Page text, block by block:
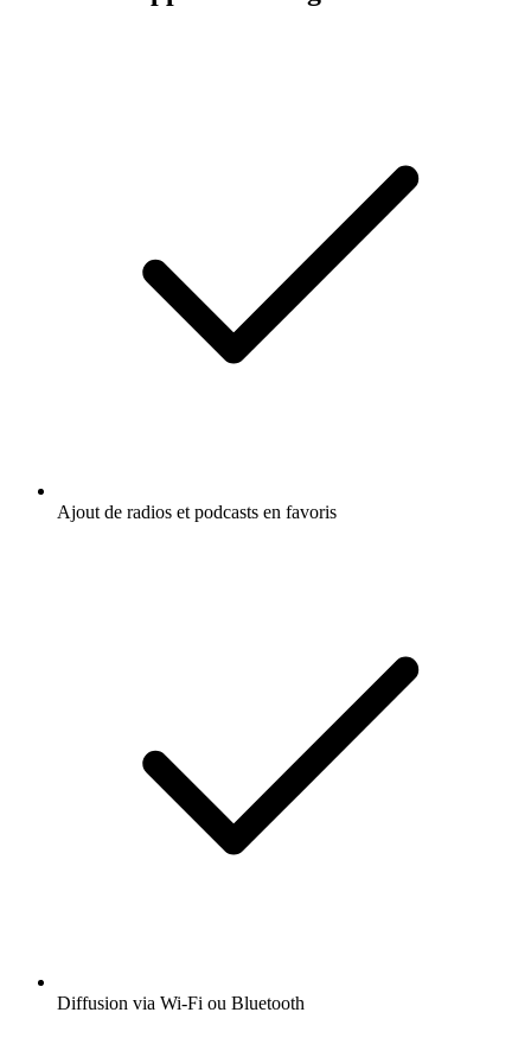
Ajout de radios et podcasts en favoris
Diffusion via Wi-Fi ou Bluetooth